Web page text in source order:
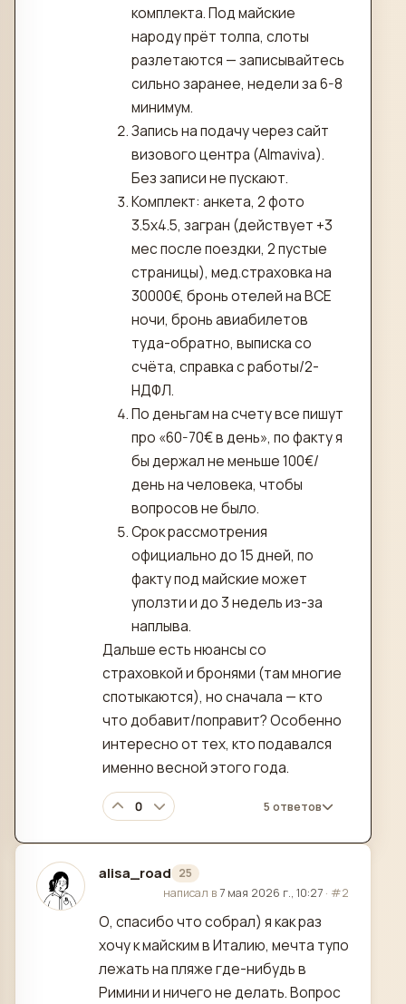
комплекта. Под майские
народу прёт толпа, слоты
разлетаются — записывайтесь
сильно заранее, недели за 6-8
минимум.
Запись на подачу через сайт
визового центра (Almaviva).
Без записи не пускают.
Комплект: анкета, 2 фото
3.5х4.5, загран (действует +3
мес после поездки, 2 пустые
страницы), мед.страховка на
30000€, бронь отелей на ВСЕ
ночи, бронь авиабилетов
туда-обратно, выписка со
счёта, справка с работы/2-
НДФЛ.
По деньгам на счету все пишут
про «60-70€ в день», по факту я
бы держал не меньше 100€/
день на человека, чтобы
вопросов не было.
Срок рассмотрения
официально до 15 дней, по
факту под майские может
уползти и до 3 недель из-за
наплыва.
Дальше есть нюансы со
страховкой и бронями (там многие
спотыкаются), но сначала — кто
что добавит/поправит? Особенно
интересно от тех, кто подавался
именно весной этого года.
0 5 ответов
alisa_road 25
отредактировано
написал в7 мая 2026 г., 10:27 · #2
О, спасибо что собрал) я как раз
хочу к майским в Италию, мечта тупо
лежать на пляже где-нибудь в
Римини и ничего не делать. Вопрос